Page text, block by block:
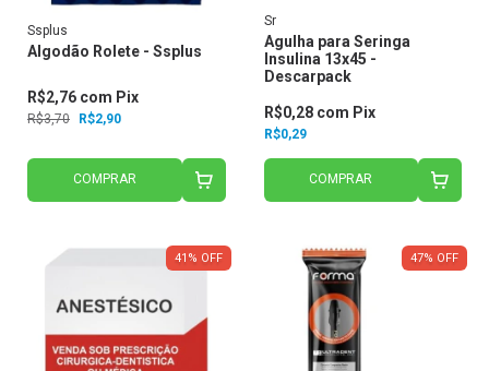
Ssplus
Algodão Rolete - Ssplus
R$3,70 R$2,90
R$2,76 com Pix
COMPRAR
Sr
Agulha para Seringa
Insulina 13x45 -
Descarpack
R$0,29
R$0,28 com Pix
COMPRAR
41 % OFF 47% OFF